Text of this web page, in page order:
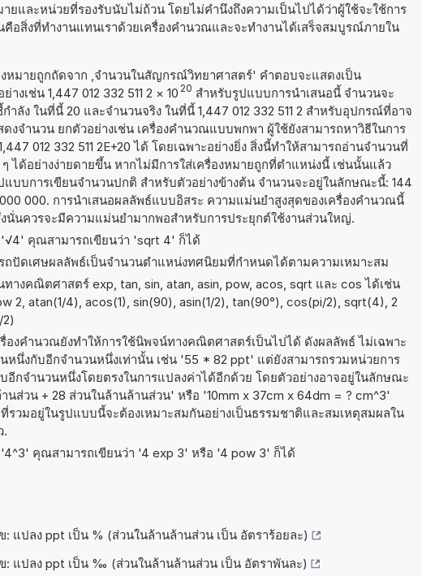
ยและหน่วยที่รองรับนับไม่ถ้วน โดยไม่คำนึงถึงความเป็นไปได้ว่าผู้ใช้จะใช้การ
อสิ่งที่ทำงานแทนเราด้วยเครื่องคำนวณและจะทำงานได้เสร็จสมบูรณ์ภายใน
งหมายถูกถัดจาก ,จำนวนในสัญกรณ์วิทยาศาสตร์' คำตอบจะแสดงเป็น
างเช่น 1,447 012 332 511 2 × 10 20 สำหรับรูปแบบการนำเสนอนี้ จำนวนจะ
ำลัง ในที่นี้ 20 และจำนวนจริง ในที่นี้ 1,447 012 332 511 2 สำหรับอุปกรณ์ที่อาจ
งจำนวน ยกตัวอย่างเช่น เครื่องคำนวณแบบพกพา ผู้ใช้ยังสามารถหาวิธีในการ
012 332 511 2E+20 ได้ โดยเฉพาะอย่างยิ่ง สิ่งนี้ทำให้สามารถอ่านจำนวนที่
ได้อย่างง่ายดายขึ้น หากไม่มีการใส่เครื่องหมายถูกที่ตำแหน่งนี้ เช่นนั้นแล้ว
แบบการเขียนจำนวนปกติ สำหรับตัวอย่างข้างต้น จำนวนจะอยู่ในลักษณะนี้: 144
000 000. การนำเสนอผลลัพธ์แบบอิสระ ความแม่นยำสูงสุดของเครื่องคำนวณนี้
นั่นควรจะมีความแม่นยำมากพอสำหรับการประยุกต์ใช้งานส่วนใหญ่.
คุณสามารถเขียนว่า 'sqrt 4' ก็ได้
ถปัดเศษผลลัพธ์เป็นจำนวนตำแหน่งทศนิยมที่กำหนดได้ตามความเหมาะสม
างคณิตศาสตร์ exp, tan, sin, atan, asin, pow, acos, sqrt และ cos ได้เช่น
2, atan(1/4), acos(1), sin(90), asin(1/2), tan(90°), cos(pi/2), sqrt(4), 2
องคำนวณยังทำให้การใช้นิพจน์ทางคณิตศาสตร์เป็นไปได้ ดังผลลัพธ์ ไม่เฉพาะ
หนึ่งกับอีกจำนวนหนึ่งเท่านั้น เช่น '55 * 82 ppt' แต่ยังสามารถรวมหน่วยการ
อีกจำนวนหนึ่งโดยตรงในการแปลงค่าได้อีกด้วย โดยตัวอย่างอาจอยู่ในลักษณะ
นส่วน + 28 ส่วนในล้านล้านส่วน' หรือ '10mm x 37cm x 64dm = ? cm^3'
รวมอยู่ในรูปแบบนี้จะต้องเหมาะสมกันอย่างเป็นธรรมชาติและสมเหตุสมผลใน
.
คุณสามารถเขียนว่า '4 exp 3' หรือ '4 pow 3' ก็ได้
: แปลง ppt เป็น % (ส่วนในล้านล้านส่วน เป็น อัตราร้อยละ)
ข: แปลง ppt เป็น ‰ (ส่วนในล้านล้านส่วน เป็น อัตราพันละ)